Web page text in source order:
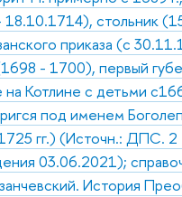
стольник
приказа (с
- 1700), первый
на Котлине с детьми
под именем
гг.) (Источн.: ДПС.
03.06.2021);
История